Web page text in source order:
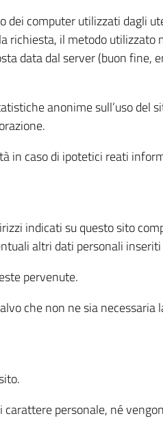
computer utilizzati dagli
richiesta, il metodo
data dal server (buon fine,
anonime sull’uso del
in caso di ipotetici reati
indicati su questo sito
altri dati personali
pervenute.
che non ne sia
personale, né